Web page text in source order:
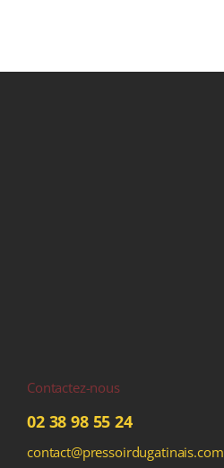
Contactez-nous
02 38 98 55 24
contact@pressoirdugatinais.com